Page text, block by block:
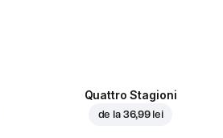
Quattro Stagioni
de la 36,99 lei